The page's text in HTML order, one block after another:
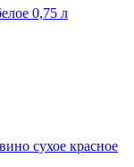
0,75 л